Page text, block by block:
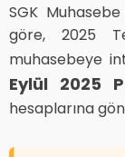
SGK
göre, 2025
muhasebeye
Eylül 2025
hesaplarına